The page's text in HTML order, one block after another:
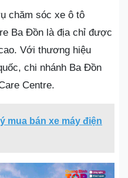
chăm sóc xe ô tô
Ba Đồn là địa chỉ được
Với thương hiệu
chi nhánh Ba Đồn
Centre.
mua bán xe máy điện